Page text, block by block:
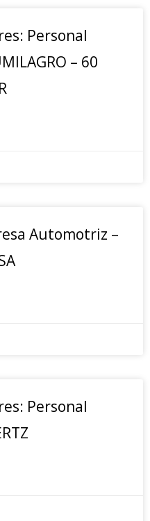
Personal
– 60
Automotriz –
Personal